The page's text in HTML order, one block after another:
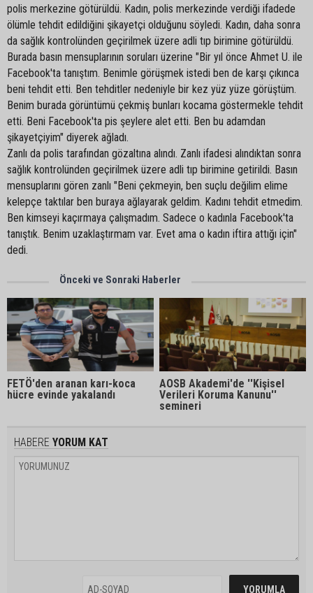
polis merkezine götürüldü. Kadın, polis merkezinde verdiği ifadede
ölümle tehdit edildiğini şikayetçi olduğunu söyledi. Kadın, daha sonra
da sağlık kontrolünden geçirilmek üzere adli tıp birimine götürüldü.
Burada basın mensuplarının soruları üzerine "Bir yıl önce Ahmet U. ile
Facebook'ta tanıştım. Benimle görüşmek istedi ben de karşı çıkınca
beni tehdit etti. Ben tehditler nedeniyle bir kez yüz yüze görüştüm.
Benim burada görüntümü çekmiş bunları kocama göstermekle tehdit
etti. Beni Facebook'ta pis şeylere alet etti. Ben bu adamdan
şikayetçiyim" diyerek ağladı.
Zanlı da polis tarafından gözaltına alındı. Zanlı ifadesi alındıktan sonra
sağlık kontrolünden geçirilmek üzere adli tıp birimine getirildi. Basın
mensuplarını gören zanlı "Beni çekmeyin, ben suçlu değilim elime
kelepçe taktılar ben buraya ağlayarak geldim. Kadını tehdit etmedim.
Ben kimseyi kaçırmaya çalışmadım. Sadece o kadınla Facebook'ta
tanıştık. Benim uzaklaştırmam var. Evet ama o kadın iftira attığı için"
dedi.
Önceki ve Sonraki Haberler
FETÖ'den aranan karı-koca
hücre evinde yakalandı
AOSB Akademi'de ''Kişisel
Verileri Koruma Kanunu''
semineri
HABERE YORUM KAT